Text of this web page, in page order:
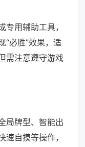
用辅助工具，
“必胜”效果，适
需注意遵守游戏
局牌型、智能出
自摸等操作，